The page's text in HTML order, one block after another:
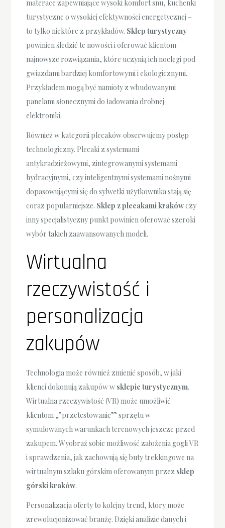
materace zapewniające wysoki komfort snu, kuchenki
turystyczne o wysokiej efektywności energetycznej –
to tylko niektóre z przykładów. Sklep turystyczny
powinien śledzić te nowości i oferować klientom
najnowsze rozwiązania, które uczynią ich noclegi pod
gwiazdami bardziej komfortowymi i ekologicznymi.
Przykładem mogą być namioty z wbudowanymi
panelami słonecznymi do ładowania drobnej
elektroniki.
Również w kategorii plecaków obserwujemy postęp
technologiczny. Plecaki z systemami
antykradzieżowymi, zintegrowanymi systemami
hydracyjnymi, czy inteligentnymi systemami nośnymi
dopasowującymi się do sylwetki użytkownika stają się
coraz popularniejsze. Sklep z plecakami krakówczy
inny specjalistyczny punkt powinien oferować szeroki
wybór takich zaawansowanych modeli.
Wirtualna
rzeczywistość i
personalizacja
zakupów
Technologia może również zmienić sposób, w jaki
klienci dokonują zakupów w sklepie turystycznym.
Wirtualna rzeczywistość (VR) może umożliwić
klientom „”przetestowanie”” sprzętu w
symulowanych warunkach terenowych jeszcze przed
zakupem. Wyobraź sobie możliwość założenia gogli VR
i sprawdzenia, jak zachowują się buty trekkingowe na
wirtualnym szlaku górskim oferowanym przez sklep
górski kraków.
Personalizacja oferty to kolejny trend, który może
zrewolucjonizować branżę. Dzięki analizie danych i